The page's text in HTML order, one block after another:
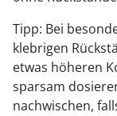
Tipp: Bei
klebrigen
etwas höheren
sparsam
nachwischen,